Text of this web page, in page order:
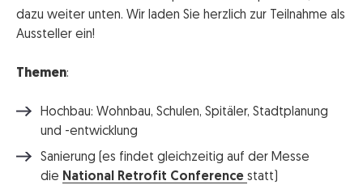
dazu weiter unten. Wir laden Sie herzlich zur Teilnahme als
Aussteller ein!
Themen:
Hochbau: Wohnbau, Schulen, Spitäler, Stadtplanung
und -entwicklung
Sanierung (es findet gleichzeitig auf der Messe
die National Retrofit Conference statt)